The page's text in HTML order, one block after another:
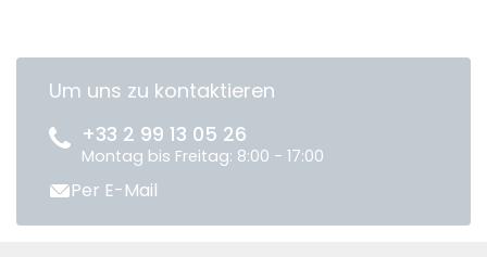
Um uns zu kontaktieren
+33 2 99 13 05 26
Montag bis Freitag: 8:00 - 17:00
Per E-Mail